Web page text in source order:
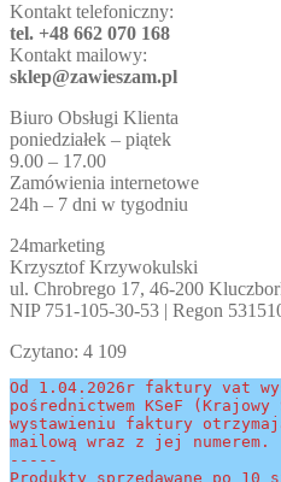
Kontakt telefoniczny:
tel. +48 662 070 168
Kontakt mailowy:
sklep@zawieszam.pl
Biuro Obsługi Klienta
poniedziałek – piątek
9.00 – 17.00
Zamówienia internetowe
24h – 7 dni w tygodniu
24marketing
Krzysztof Krzywokulski
ul. Chrobrego 17, 46-200
NIP 751-105-30-53 | Regon
Czytano: 4 109
Od 1.04.2026r faktury vat
pośrednictwem KSeF
wystawieniu faktury
mailową wraz z jej numerem.
-----
Produkty sprzedawane po 10